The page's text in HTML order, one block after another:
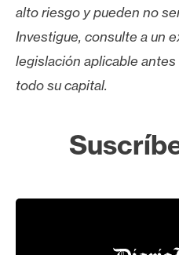
alto riesgo y pueden no
Investigue, consulte a un
legislación aplicable
todo su capital.